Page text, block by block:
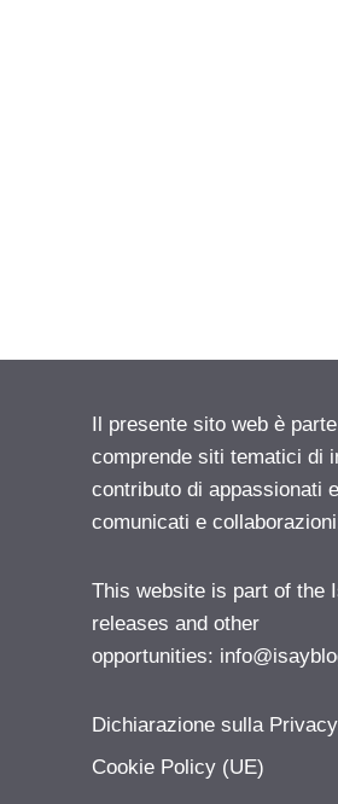
Il presente sito web è
comprende siti tematici di
contributo di appassionati
comunicati e
This website is part of the
releases and other
opportunities:
Dichiarazione sulla
Cookie Policy (UE)